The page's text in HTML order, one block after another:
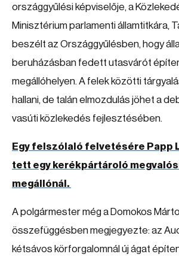
országgyűlési képviselője, a
Minisztérium parlamenti államtitkára,
beszélt az Országgyűlésben, hogy
beruházásban fedett utasvárót
megállóhelyen. A felek közötti
hallani, de talán elmozdulás jöhet a
vasúti közlekedés fejlesztésében.
Egy felszólaló felvetésére Papp
tett egy kerékpártároló
megállónál.
A polgármester még a Domokos
összefüggésben megjegyezte: az
kétsávos körforgalomnál új ágat